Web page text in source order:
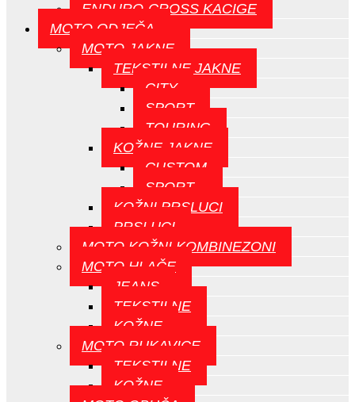
ENDURO-CROSS KACIGE
MOTO ODJEČA
MOTO JAKNE
TEKSTILNE JAKNE
CITY
SPORT
TOURING
KOŽNE JAKNE
CUSTOM
SPORT
KOŽNI PRSLUCI
PRSLUCI
MOTO KOŽNI KOMBINEZONI
MOTO HLAČE
JEANS
TEKSTILNE
KOŽNE
MOTO RUKAVICE
TEKSTILNE
KOŽNE